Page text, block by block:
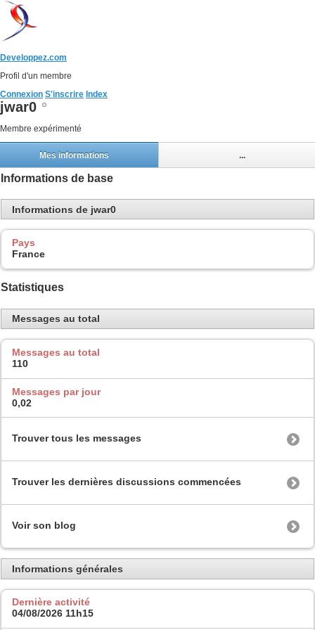
Developpez.com
Profil d'un membre
Connexion S'inscrire Index
jwar0
Membre expérimenté
Mes informations ...
Informations de base
Informations de jwar0
Pays
France
Statistiques
Messages au total
Messages au total
110
Messages par jour
0,02
Trouver tous les messages
Trouver les dernières discussions commencées
Voir son blog
Informations générales
Dernière activité
04/08/2026 11h15